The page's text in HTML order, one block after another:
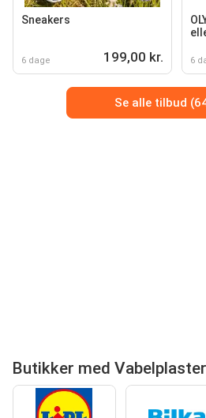
Sneakers
6 dage 199,00 kr. 6
Se alle tilbud
Butikker med